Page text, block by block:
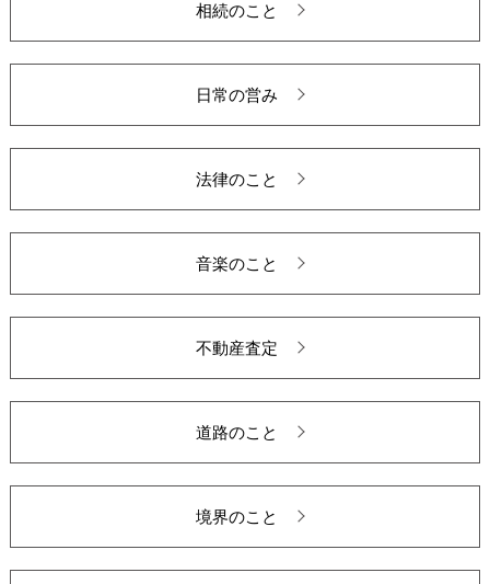
相続のこと
日常の営み
法律のこと
音楽のこと
不動産査定
道路のこと
境界のこと